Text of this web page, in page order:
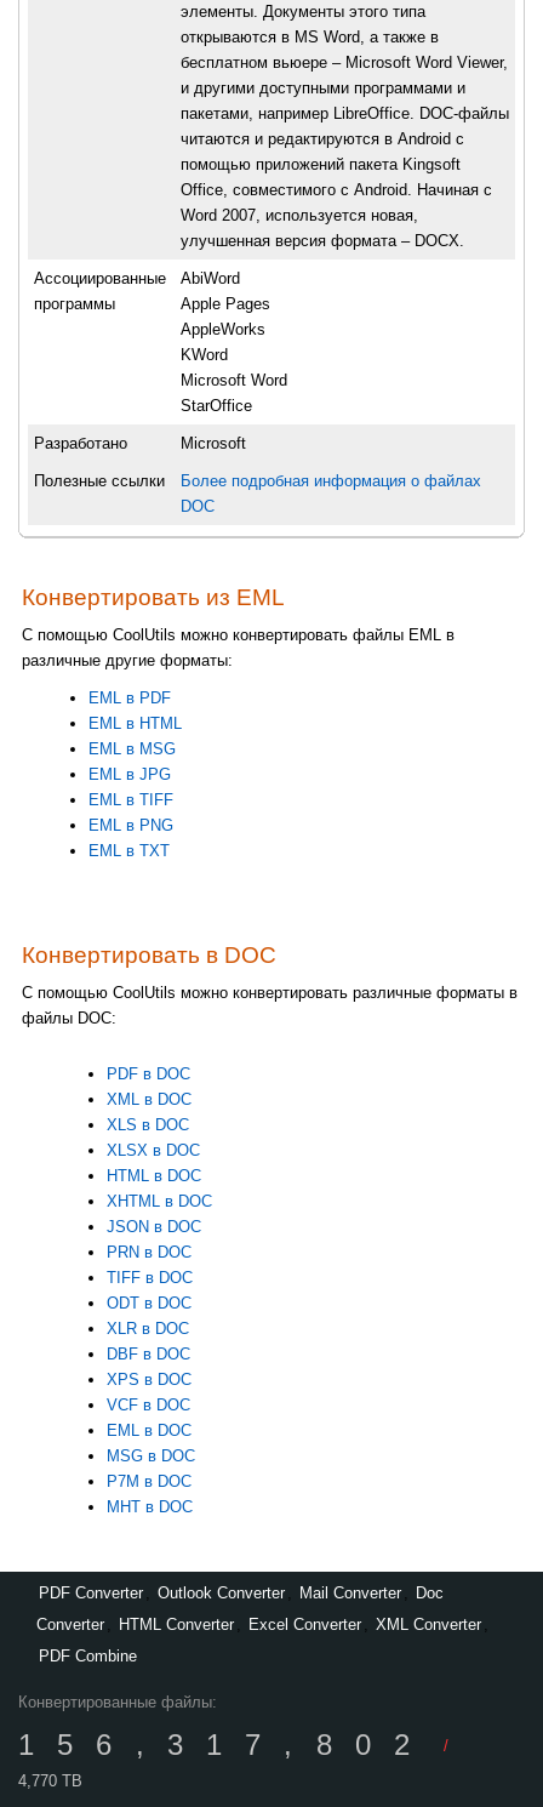
элементы. Документы этого типа
открываются в MS Word, а также в
бесплатном вьюере – Microsoft Word Viewer,
и другими доступными программами и
пакетами, например LibreOffice. DOC-файлы
читаются и редактируются в Android c
помощью приложений пакета Kingsoft
Office, совместимого с Android. Начиная с
Word 2007, используется новая,
улучшенная версия формата – DOCX.
Ассоциированные
программы
AbiWord
Apple Pages
AppleWorks
KWord
Microsoft Word
StarOffice
Разработано Microsoft
Полезные ссылки
Более подробная информация о файлах
DOC
Конвертировать из EML
С помощью CoolUtils можно конвертировать файлы EML в
различные другие форматы:
EML в PDF
EML в HTML
EML в MSG
EML в JPG
EML в TIFF
EML в PNG
EML в TXT
Конвертировать в DOC
С помощью CoolUtils можно конвертировать различные форматы в
файлы DOC:
PDF в DOC
XML в DOC
XLS в DOC
XLSX в DOC
HTML в DOC
XHTML в DOC
JSON в DOC
PRN в DOC
TIFF в DOC
ODT в DOC
XLR в DOC
DBF в DOC
XPS в DOC
VCF в DOC
EML в DOC
MSG в DOC
P7M в DOC
MHT в DOC
PDF Converter Outlook Converter Mail Converter
Doc
Converter
HTML Converter Excel Converter XML Converter
PDF Combine
Конвертированные файлы:
156,317,802
/
4,770 TB